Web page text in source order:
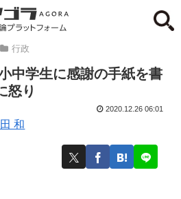
行政
中学生に感謝の手紙を書
怒り
和
2020.12.26 06:01